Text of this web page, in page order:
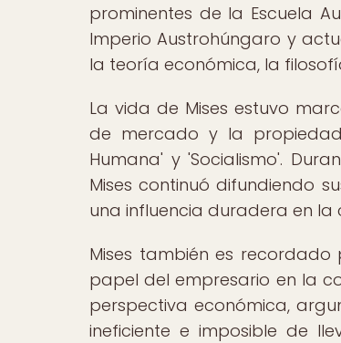
prominentes de la Escuela
Imperio Austrohúngaro y
la teoría económica, la
La vida de Mises estuvo
de mercado y la
Humana' y 'Socialismo'.
Mises continuó difundiendo
una influencia duradera en
Mises también es
papel del empresario en la
perspectiva económica,
ineficiente e imposible de